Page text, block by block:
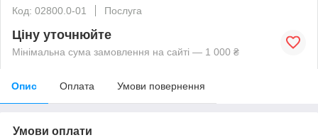
Код: 02800.0-01 Послуга
Ціну уточнюйте
Мінімальна сума замовлення на сайті — 1 000 ₴
Опис Оплата Умови повернення
Умови оплати